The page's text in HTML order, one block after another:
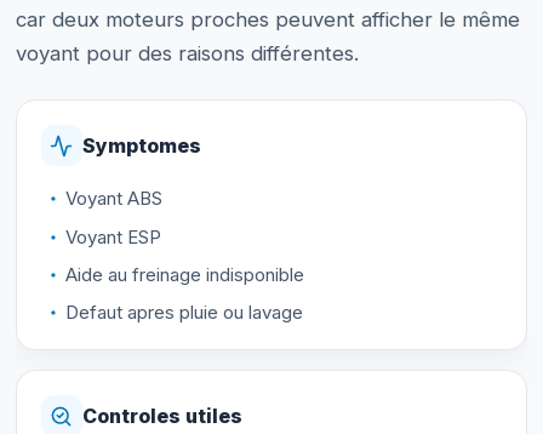
car deux moteurs proches peuvent afficher le même
voyant pour des raisons différentes.
Symptomes
Voyant ABS
Voyant ESP
Aide au freinage indisponible
Defaut apres pluie ou lavage
Controles utiles